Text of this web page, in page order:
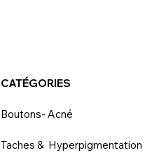
CATÉGORIES
Boutons- Acné
Taches & Hyperpigmentation